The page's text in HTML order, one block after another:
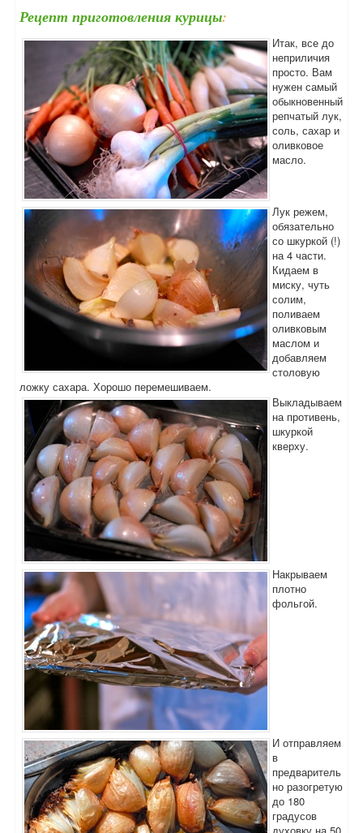
Рецепт приготовления курицы:
Итак, все до
неприличия
просто. Вам
нужен самый
обыкновенный
репчатый лук,
соль, сахар и
оливковое
масло.
Лук режем,
обязательно
со шкуркой (!)
на 4 части.
Кидаем в
миску, чуть
солим,
поливаем
оливковым
маслом и
добавляем
столовую
ложку сахара. Хорошо перемешиваем.
Выкладываем
на противень,
шкуркой
кверху.
Накрываем
плотно
фольгой.
И отправляем
в
предваритель
но разогретую
до 180
градусов